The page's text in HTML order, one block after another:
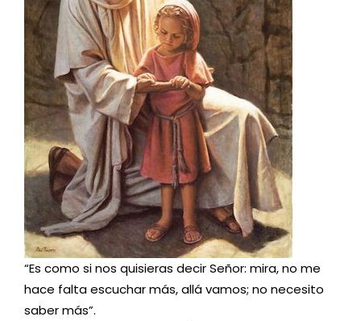
“Es como si nos quisieras decir Señor: mira, no me
hace falta escuchar más, allá vamos; no necesito
saber más”.